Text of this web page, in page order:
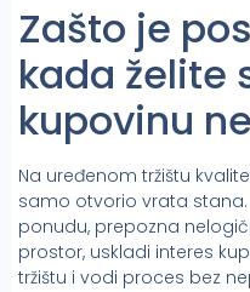
Zašto je
kada želite
kupovinu
Na uređenom tržištu
samo otvorio vrata
ponudu, prepozna
prostor, uskladi interes
tržištu i vodi proces bez